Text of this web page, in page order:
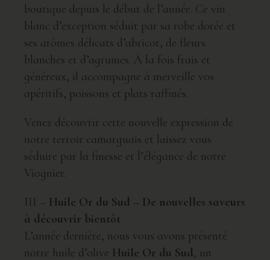
boutique depuis le début de l’année. Ce vin
blanc d’exception séduit par sa robe dorée et
ses arômes délicats d’abricot, de fleurs
blanches et d’agrumes. À la fois frais et
généreux, il accompagne à merveille vos
apéritifs, poissons et plats raffinés.
Venez découvrir cette nouvelle expression de
notre terroir camarguais et laissez vous
séduire par la finesse et l’élégance de notre
Viognier.
III – Huile Or du Sud – De nouvelles saveurs
à découvrir bientôt
L’année dernière, nous vous avons présenté
notre huile d’olive Huile Or du Sud , un